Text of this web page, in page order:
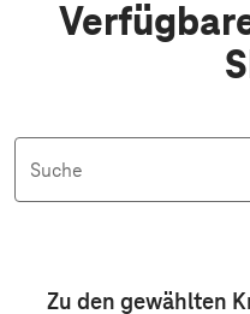
Suche
Zu den gewählten